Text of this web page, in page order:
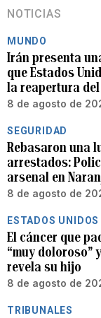
NOTICIAS
MUNDO
Irán presenta
que Estados
la reapertura del
8 de agosto de
SEGURIDAD
Rebasaron una
arrestados:
arsenal en
8 de agosto de
ESTADOS UNIDOS
El cáncer que
“muy doloroso”
revela su hijo
8 de agosto de
TRIBUNALES